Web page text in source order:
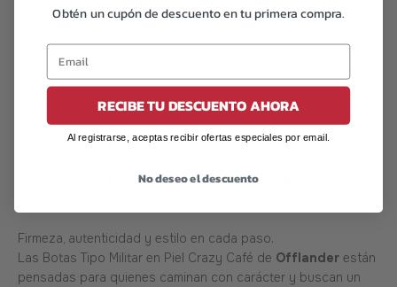
Código de barras: 07506559912847
DESCRIPCIÓN
Botas Tipo Militar, Piel Crazy, Café – Offlander
Firmeza, autenticidad y estilo en cada paso.
Las Botas Tipo Militar en Piel Crazy Café de Offlander están
pensadas para quienes caminan con carácter y buscan un
Obtén un cupón de descuento en tu primera compra.
RECIBE TU DESCUENTO AHORA
Al registrarse, aceptas recibir ofertas especiales por email.
No deseo el descuento